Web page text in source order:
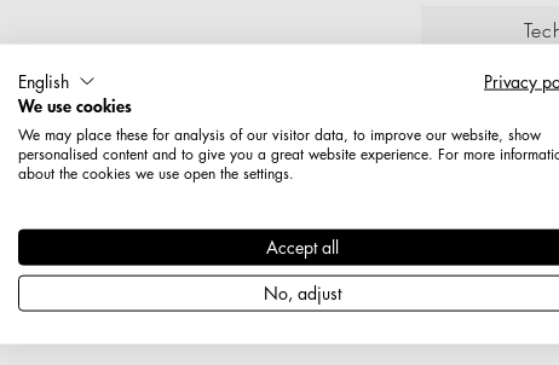
English
Privacy
We use cookies
We may place these for analysis of our visitor data, to improve our website, show
personalised content and to give you a great website experience. For more
about the cookies we use open the settings.
Accept all
No, adjust